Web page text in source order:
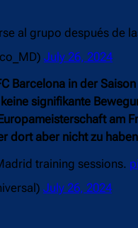
al grupo después de
July 26, 2024
Barcelona in der
signifikante
am
dort aber nicht zu
training sessions.
July 26, 2024